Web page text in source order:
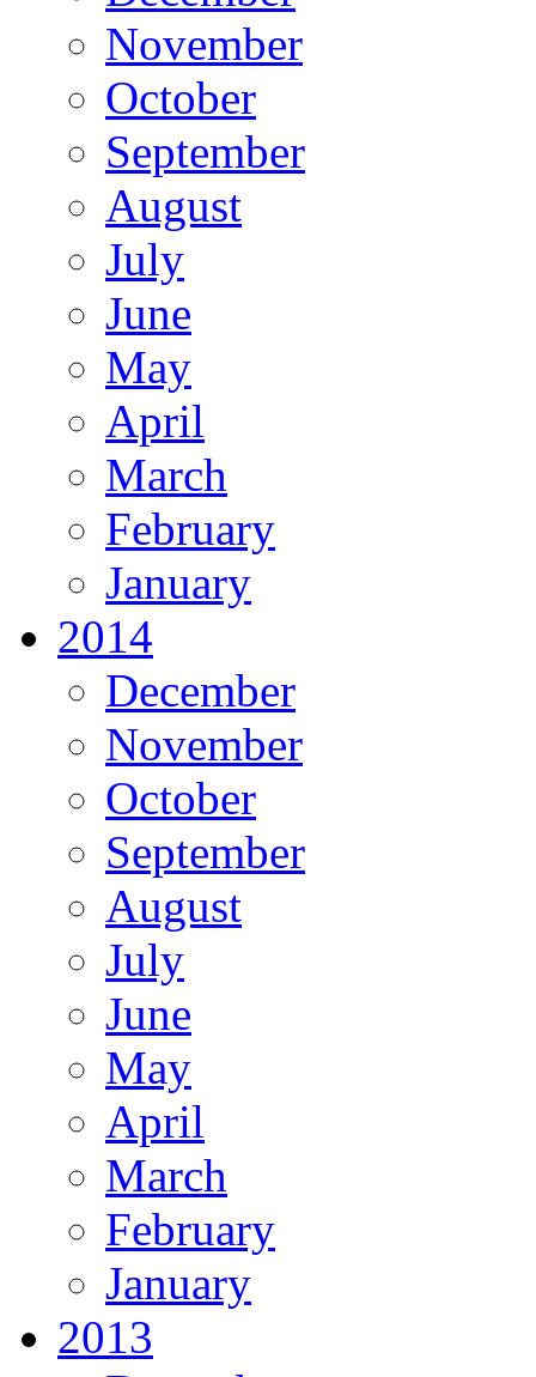
November
October
September
August
July
June
May
April
March
February
January
2014
December
November
October
September
August
July
June
May
April
March
February
January
2013